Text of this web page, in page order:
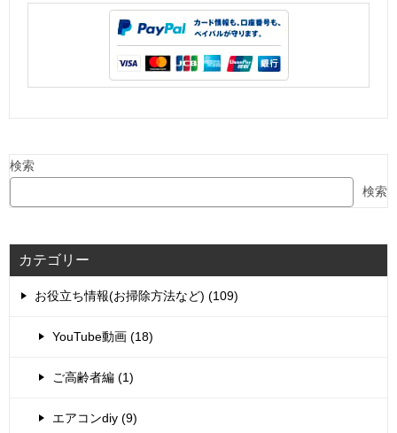
検索
検索
カテゴリー
お役立ち情報(お掃除方法など) (109)
YouTube動画 (18)
ご高齢者編 (1)
エアコンdiy (9)